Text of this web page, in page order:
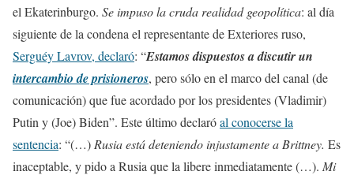
el Ekaterinburgo. Se impuso la cruda realidad geopolítica: al día
siguiente de la condena el representante de Exteriores ruso,
Serguéy Lavrov, declaró: “Estamos dispuestos a discutir un
intercambio de prisioneros, pero sólo en el marco del canal (de
comunicación) que fue acordado por los presidentes (Vladimir)
Putin y (Joe) Biden”. Este último declaróal conocerse la
sentencia: “(…) Rusia está deteniendo injustamente a Brittney. Es
inaceptable, y pido a Rusia que la libere inmediatamente (…). Mi